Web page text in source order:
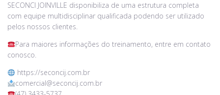
SECONCI JOINVILLE disponibiliza de uma estrutura completa
com equipe multidisciplinar qualificada podendo ser utilizado
pelos nossos clientes.
Para maiores informações do treinamento, entre em contato
conosco.
https://seconcij.com.br
comercial@seconcij.com.br